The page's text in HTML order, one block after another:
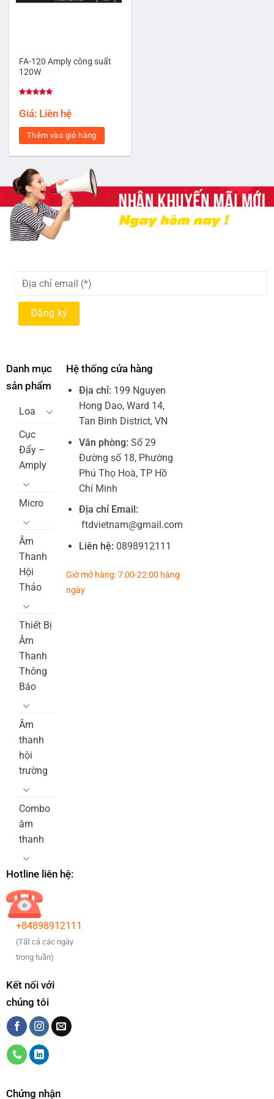
FA-120 Amply công suất
120W
hạng
5.00
5 sao
Giá: Liên hệ
Thêm vào giỏ hàng
Danh mục
sản phẩm
Loa
Cục
Đẩy –
Amply
Micro
Âm
Thanh
Hội
Thảo
Thiết Bị
Âm
Thanh
Thông
Báo
Âm
thanh
hội
trường
Combo
âm
thanh
Hệ thống cửa hàng
Địa chỉ: 199 Nguyen
Hong Dao, Ward 14,
Tan Binh District, VN
Văn phòng: Số 29
Đường số 18, Phường
Phú Thọ Hoà, TP Hồ
Chí Minh
Địa chỉ Email:
ftdvietnam@gmail.com
Liên hệ: 0898912111
Giờ mở hàng: 7:00-22:00 hàng
ngày
Hotline liên hệ:
+84898912111
(Tất cả các ngày
trong tuần)
Kết nối với
chúng tôi
Chứng nhận